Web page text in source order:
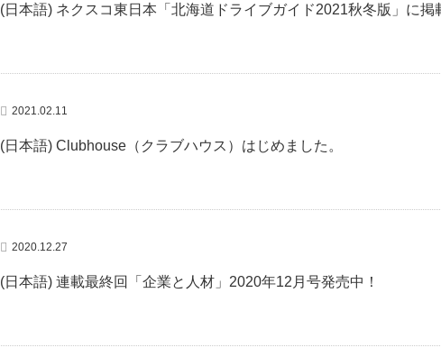
(日本語) ネクスコ東日本「北海道ドライブガイド2021秋冬版」に掲
2021.02.11
(日本語) Clubhouse（クラブハウス）はじめました。
2020.12.27
(日本語) 連載最終回「企業と人材」2020年12月号発売中！